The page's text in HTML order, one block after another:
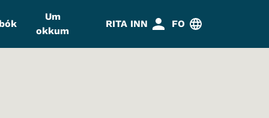
Um
okkum
RITA INN FO